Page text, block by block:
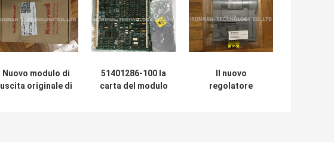
Nuovo modulo di
uscita originale di
51401286-100 la
carta del modulo
Il nuovo
regolatore